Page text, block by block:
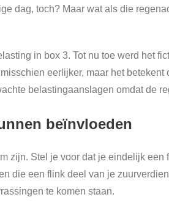
dag, toch? Maar wat als die
in box 3. Tot nu toe werd het
eerlijker, maar het
belastingaanslagen omdat de
beïnvloeden
zijn. Stel je voor dat je eindelijk
die een flink deel van je
te komen staan.